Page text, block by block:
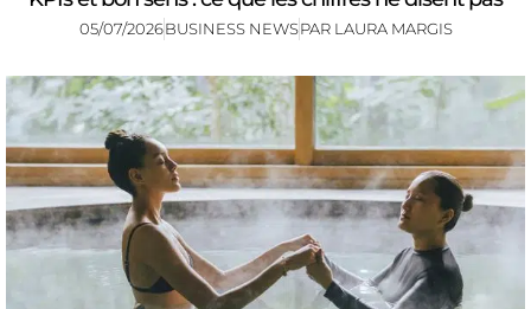
05/07/2026BUSINESS NEWSPAR LAURA MARGIS